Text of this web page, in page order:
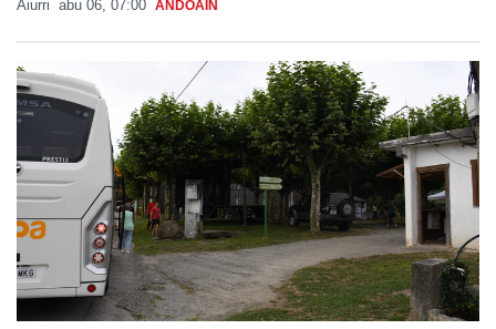
Aiurri abu 06, 07:00 ANDOAIN